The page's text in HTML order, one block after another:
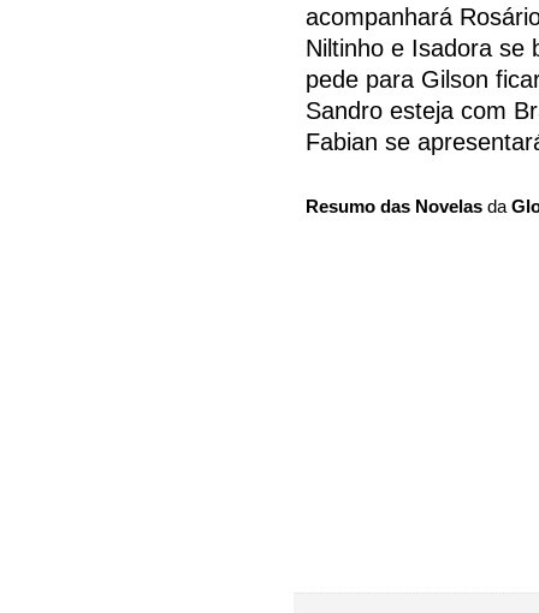
acompanhará
Niltinho e Isadora se
pede para Gilson
Sandro esteja com
Fabian se
Resumo das Novelas da